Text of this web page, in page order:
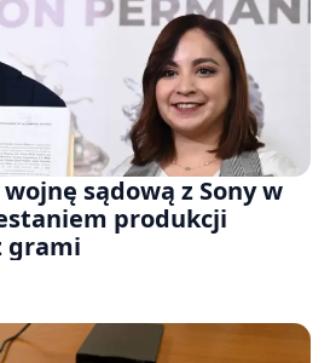
sądową z Sony w
produkcji
grami